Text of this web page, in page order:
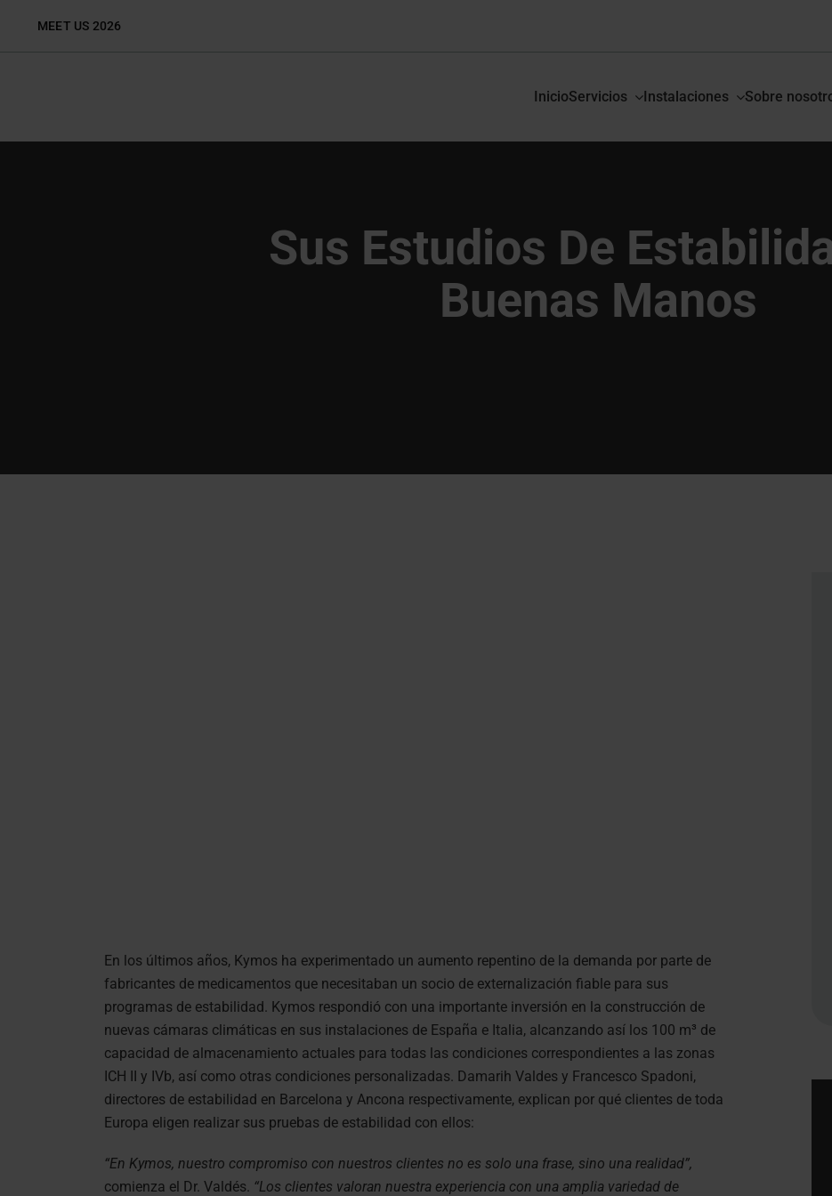
MEET US 2026
InicioServicios Instalaciones Sobre
Sus Estudios De
Buenas Manos
En los últimos años, Kymos ha experimentado un aumento repentino de la demanda por parte de
fabricantes de medicamentos que necesitaban un socio de externalización fiable para sus
programas de estabilidad. Kymos respondió con una importante inversión en la construcción de
nuevas cámaras climáticas en sus instalaciones de España e Italia, alcanzando así los 100 m³ de
capacidad de almacenamiento actuales para todas las condiciones correspondientes a las zonas
ICH II y IVb, así como otras condiciones personalizadas. Damarih Valdes y Francesco Spadoni,
directores de estabilidad en Barcelona y Ancona respectivamente, explican por qué clientes de toda
Europa eligen realizar sus pruebas de estabilidad con ellos:
“En Kymos, nuestro compromiso con nuestros clientes no es solo una frase, sino una realidad”,
comienza el Dr. Valdés. “Los clientes valoran nuestra experiencia con una amplia variedad de